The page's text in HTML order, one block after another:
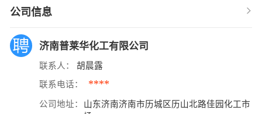
公司信息
济南普莱华化工有限公司
联系人： 胡晨露
联系电话： ****
公司地址：
山东济南济南市历城区历山北路佳园化工市